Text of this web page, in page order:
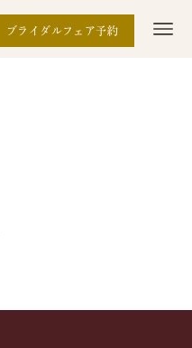
ブライダルフェア予約